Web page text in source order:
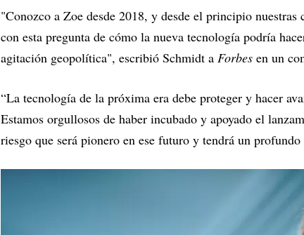
"Conozco a Zoe desde 2018, y desde el principio nuestras
con esta pregunta de cómo la nueva tecnología podría
agitación geopolítica", escribió Schmidt a Forbes en un
“La tecnología de la próxima era debe proteger y hacer
Estamos orgullosos de haber incubado y apoyado el
riesgo que será pionero en ese futuro y tendrá un